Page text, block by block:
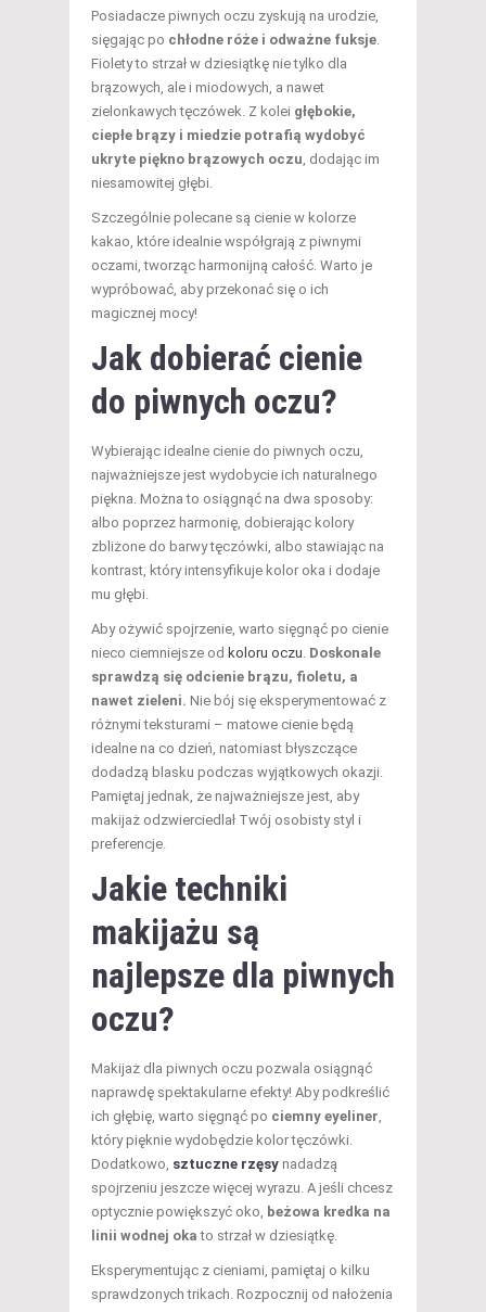
Posiadacze piwnych oczu zyskują na urodzie,
sięgając po chłodne róże i odważne fuksje
Fiolety to strzał w dziesiątkę nie tylko dla
brązowych, ale i miodowych, a nawet
zielonkawych tęczówek. Z kolei głębokie,
ciepłe brązy i miedzie potrafią wydobyć
ukryte piękno brązowych oczu , dodając im
niesamowitej głębi.
Szczególnie polecane są cienie w kolorze
kakao, które idealnie współgrają z piwnymi
oczami, tworząc harmonijną całość. Warto je
wypróbować, aby przekonać się o ich
magicznej mocy!
Jak dobierać cienie
do piwnych oczu?
Wybierając idealne cienie do piwnych oczu,
najważniejsze jest wydobycie ich naturalnego
piękna. Można to osiągnąć na dwa sposoby:
albo poprzez harmonię, dobierając kolory
zbliżone do barwy tęczówki, albo stawiając na
kontrast, który intensyfikuje kolor oka i dodaje
mu głębi.
Aby ożywić spojrzenie, warto sięgnąć po cienie
nieco ciemniejsze od koloru oczu Doskonale
sprawdzą się odcienie brązu, fioletu, a
nawet zieleni. Nie bój się eksperymentować z
różnymi teksturami – matowe cienie będą
idealne na co dzień, natomiast błyszczące
dodadzą blasku podczas wyjątkowych okazji.
Pamiętaj jednak, że najważniejsze jest, aby
makijaż odzwierciedlał Twój osobisty styl i
preferencje.
Jakie techniki
makijażu są
najlepsze dla piwnych
oczu?
Makijaż dla piwnych oczu pozwala osiągnąć
naprawdę spektakularne efekty! Aby podkreślić
ich głębię, warto sięgnąć po ciemny eyeliner
który pięknie wydobędzie kolor tęczówki.
Dodatkowo, sztuczne rzęsy nadadzą
spojrzeniu jeszcze więcej wyrazu. A jeśli chcesz
optycznie powiększyć oko,
beżowa kredka na
linii wodnej oka to strzał w dziesiątkę.
Eksperymentując z cieniami, pamiętaj o kilku
sprawdzonych trikach. Rozpocznij od nałożenia